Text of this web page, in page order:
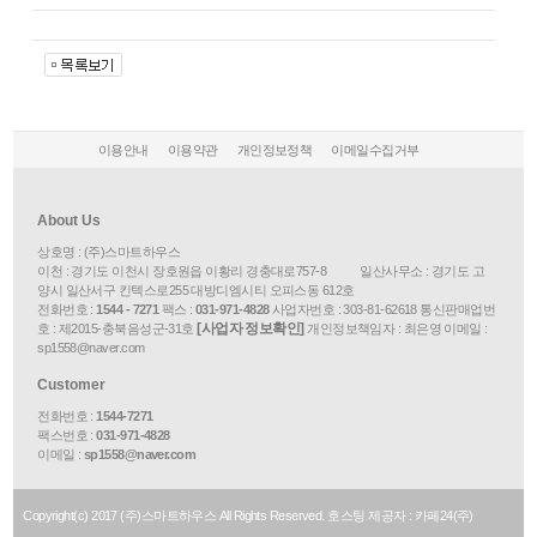
이용안내 이용약관 개인정보정책 이메일수집거부
About Us
상호명 : (주)스마트하우스
이천 : 경기도 이천시 장호원읍 이황리 경충대로757-8 일산사무소 : 경기도 고
양시 일산서구 킨텍스로255 대방디엠시티 오피스동 612호
전화번호 :1544 - 7271 팩스 :031-971-4828사업자번호 :303-81-62618통신판매업번
호 :제2015-충북음성군-31호 [사업자 정보확인] 개인정보책임자 : 최은영 이메일 :
sp1558@naver.com
Customer
전화번호 :1544-7271
팩스번호 :031-971-4828
이메일 : sp1558@naver.com
Copyright(c) 2017(주)스마트하우스 All Rights Reserved. 호스팅 제공자 : 카페24(주)